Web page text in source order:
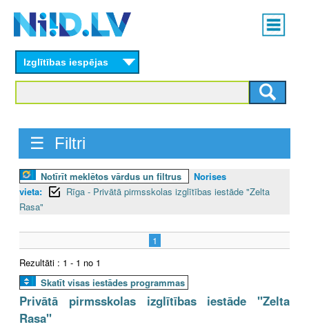
content
Main
menu
Izglītības iespējas
☰ Filtri
Notīrīt meklētos vārdus un filtrus
Norises
vieta:
Rīga - Privātā pirmsskolas izglītības iestāde "Zelta
Rasa"
1
Rezultāti : 1 - 1 no 1
Skatīt visas iestādes programmas
Privātā pirmsskolas izglītības iestāde "Zelta
Rasa"